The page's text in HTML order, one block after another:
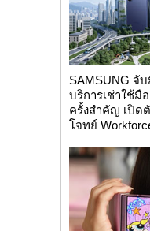
SAMSUNG จั
บริการเช่าใช้มื
ครั้งสำคัญ เปิด
โจทย์